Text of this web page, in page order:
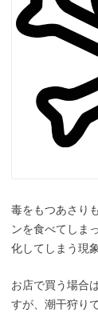
毒をもつあさり
ンを食べてしま
化してしまう現
お店で買う場合
すが、潮干狩り